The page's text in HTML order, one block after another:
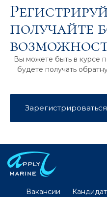
получайте
Вы можете быть в курсе
будете получать
Зарегистрироваться
Вакансии